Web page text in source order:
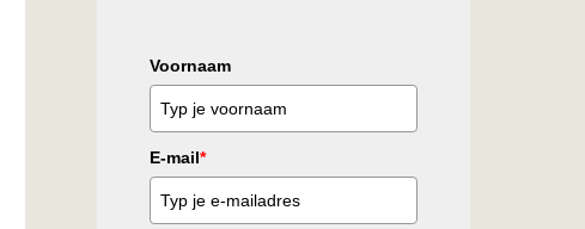
Voornaam
E-mail*